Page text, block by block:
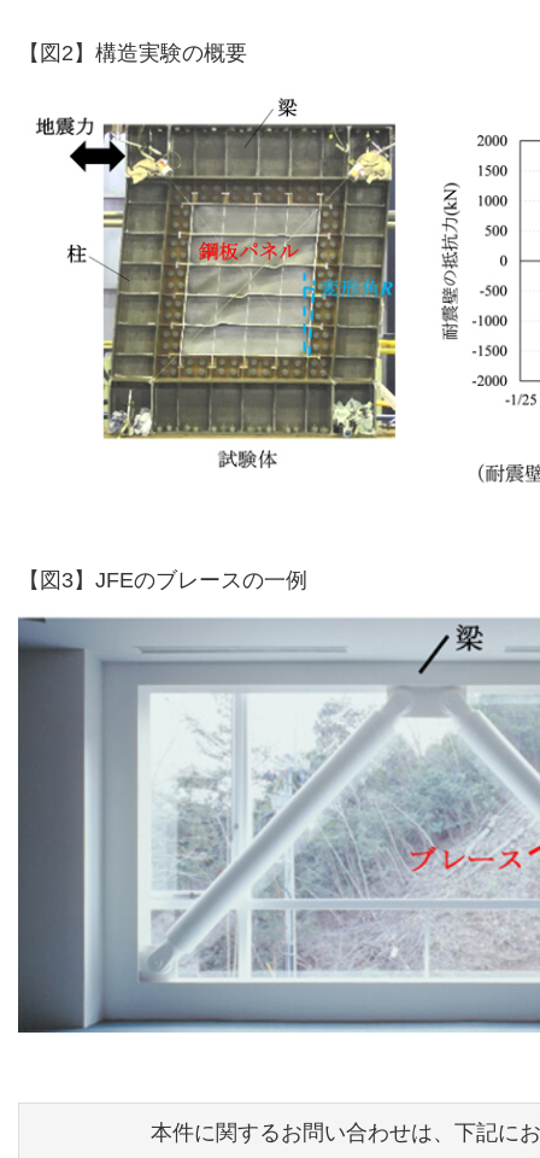
【図2】構造実験の概要
【図3】JFEのブレースの一例
本件に関するお問い合わせは、下記に